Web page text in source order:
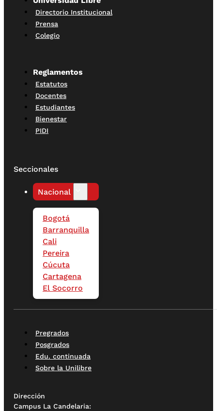
Directorio Institucional
Prensa
Colegio
Reglamentos
Estatutos
Docentes
Estudiantes
Bienestar
PIDI
Seccionales
Nacional
Bogotá
Barranquilla
Cali
Pereira
Cúcuta
Cartagena
El Socorro
Pregrados
Posgrados
Edu. continuada
Sobre la Unilibre
Dirección
Campus La Candelaria: